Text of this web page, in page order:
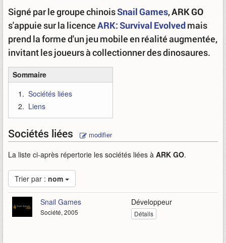
Signé par le groupe chinoisSnail Games,ARK GO
s'appuie sur la licenceARK: Survival Evolvedmais
prend la forme d'un jeu mobile en réalité augmentée,
invitant les joueurs à collectionner des dinosaures.
Sommaire
Sociétés liées
Liens
Sociétés liées modifier
La liste ci-après répertorie les sociétés liées à ARK GO.
Trier par : nom
Snail Games
Société, 2005
Développeur
Détails